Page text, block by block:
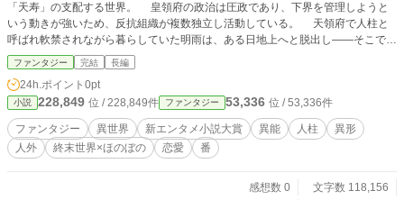
「天寿」の支配する世界。 皇領府の政治は圧政であり、下界を管理しようと
いう動きが強いため、反抗組織が複数独立し活動している。 天領府で人柱と
呼ばれ軟禁されながら暮らしていた明雨は、ある日地上へと脱出し――そこで凛
太郎と出会う。 寄り添って暮らしすふたりの前に天領府の使いが現れる。
意思疎通の利かない使いは、強引にでも明雨を連れ戻そうとし……。
ファンタジー 完結 長編
24h.ポイント 0pt
小説 228,849 位 / 228,849件 ファンタジー 53,336 位 / 53,336件
ファンタジー 異世界 新エンタメ小説大賞 異能 人柱
異形
人外
終末世界×ほのぼの 恋愛 番
感想数 0
文字数 118,156